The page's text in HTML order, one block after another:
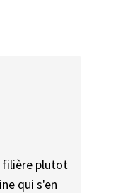
filière plutot
qui s'en